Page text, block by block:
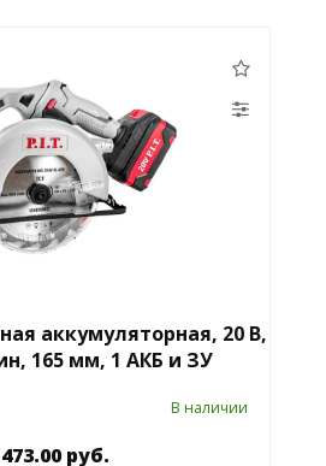
аккумуляторная, 20 В,
165 мм, 1 АКБ и ЗУ
В наличии
473.00 руб.